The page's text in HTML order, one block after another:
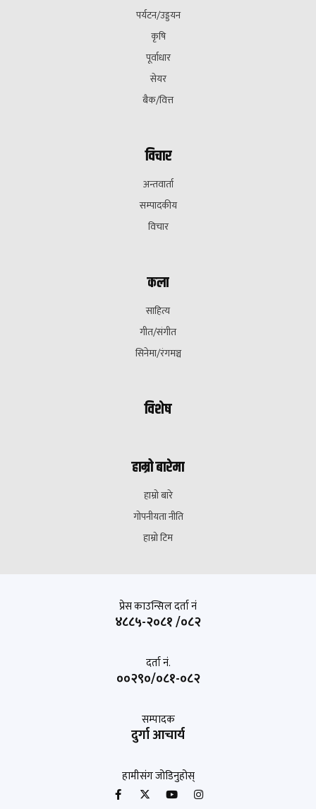
पर्यटन/उड्डयन
कृषि
पूर्वाधार
सेयर
बैक/वित्त
विचार
अन्तवार्ता
सम्पादकीय
विचार
कला
साहित्य
गीत/संगीत
सिनेमा/रंगमञ्च
विशेष
हाम्रो बारेमा
हाम्रो बारे
गोपनीयता नीति
हाम्रो टिम
प्रेस काउन्सिल दर्ता नं
४८८५-२०८१ /०८२
दर्ता नं.
००२९०/०८१-०८२
सम्पादक
दुर्गा आचार्य
हामीसंग जोडिनुहोस्